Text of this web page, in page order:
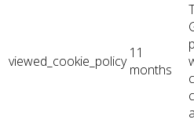
viewed_cookie_policy 11
months